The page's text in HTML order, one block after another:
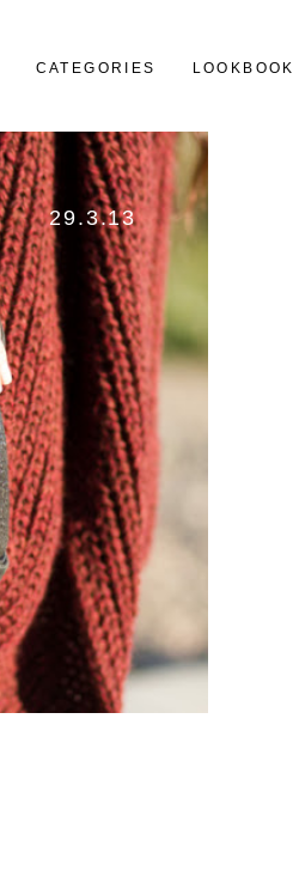
CATEGORIES LOOKBOOK
29.3.13